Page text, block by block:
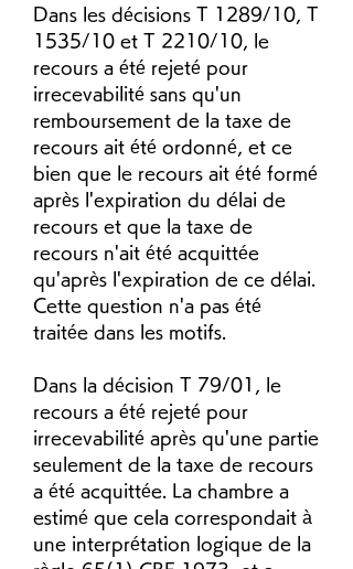
Dans les décisions T 1289/10, T
1535/10 et T 2210/10, le
recours a été rejeté pour
irrecevabilité sans qu'un
remboursement de la taxe de
recours ait été ordonné, et ce
bien que le recours ait été formé
après l'expiration du délai de
recours et que la taxe de
recours n'ait été acquittée
qu'après l'expiration de ce délai.
Cette question n'a pas été
traitée dans les motifs.
Dans la décision T 79/01, le
recours a été rejeté pour
irrecevabilité après qu'une partie
seulement de la taxe de recours
a été acquittée. La chambre a
estimé que cela correspondait à
une interprétation logique de la